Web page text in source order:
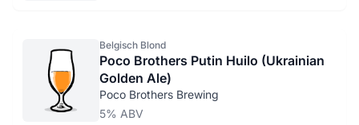
Belgisch Blond
Poco Brothers Putin Huilo (Ukrainian
Golden Ale)
Poco Brothers Brewing
5% ABV